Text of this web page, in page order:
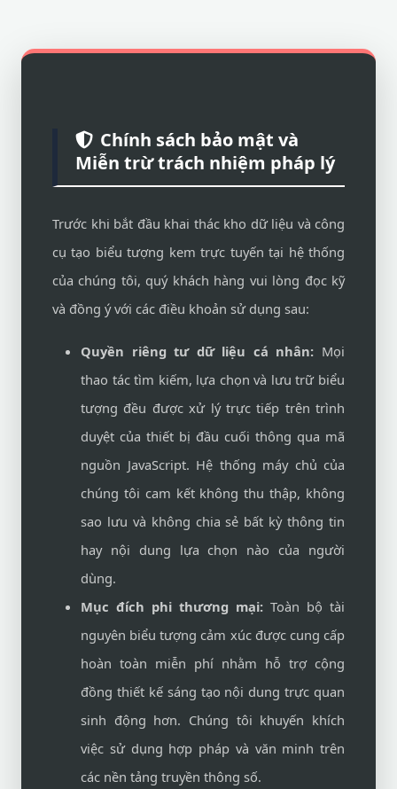
Chính sách bảo mật và
Miễn trừ trách nhiệm pháp lý
Trước khi bắt đầu khai thác kho dữ liệu và công
cụ tạo biểu tượng kem trực tuyến tại hệ thống
của chúng tôi, quý khách hàng vui lòng đọc kỹ
và đồng ý với các điều khoản sử dụng sau:
Quyền riêng tư dữ liệu cá nhân: Mọi
thao tác tìm kiếm, lựa chọn và lưu trữ biểu
tượng đều được xử lý trực tiếp trên trình
duyệt của thiết bị đầu cuối thông qua mã
nguồn JavaScript. Hệ thống máy chủ của
chúng tôi cam kết không thu thập, không
sao lưu và không chia sẻ bất kỳ thông tin
hay nội dung lựa chọn nào của người
dùng.
Mục đích phi thương mại: Toàn bộ tài
nguyên biểu tượng cảm xúc được cung cấp
hoàn toàn miễn phí nhằm hỗ trợ cộng
đồng thiết kế sáng tạo nội dung trực quan
sinh động hơn. Chúng tôi khuyến khích
việc sử dụng hợp pháp và văn minh trên
các nền tảng truyền thông số.